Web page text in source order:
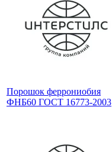
Порошок феррониобия
ФНБ60 ГОСТ 16773-2003